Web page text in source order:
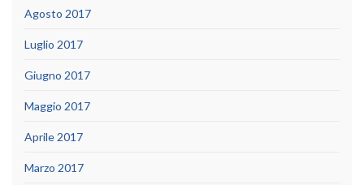
Agosto 2017
Luglio 2017
Giugno 2017
Maggio 2017
Aprile 2017
Marzo 2017